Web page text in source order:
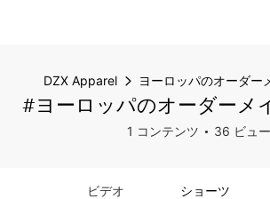
DZX Apparel ヨーロッパのオーダー
#ヨーロッパのオーダーメ
1 コンテンツ 36 ビュー
ビデオ ショーツ